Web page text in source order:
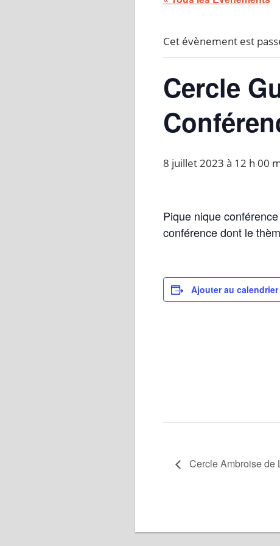
Cet évènement est
Cercle
8 juillet 2023 à 12 h 00
Pique nique
conférence dont le
Ajouter au calendrier
Cercle Ambroise de